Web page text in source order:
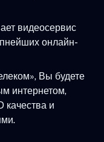
видеосервис
онлайн-
Вы будете
интернетом,
качества и